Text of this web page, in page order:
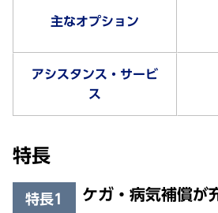
主なオプション
アシスタンス・サービ
ス
特長
特長1 ケガ・病気補償が